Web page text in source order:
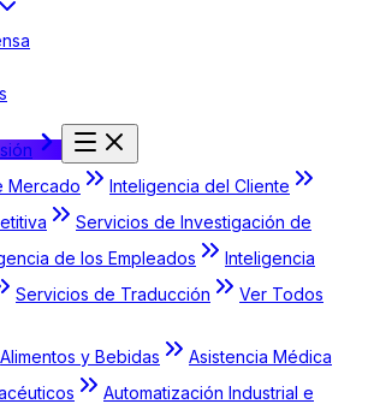
Mercado
Inteligencia del Cliente
Servicios de Investigación de
de los Empleados
Inteligencia
Servicios de Traducción
Ver Todos
Alimentos y Bebidas
Asistencia Médica
Automatización Industrial e